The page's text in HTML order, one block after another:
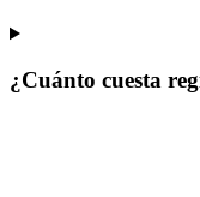
¿Cuánto cuesta